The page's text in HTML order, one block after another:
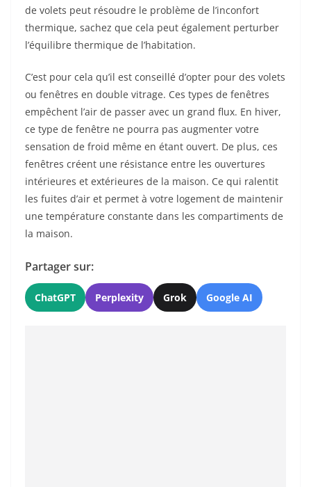
de volets peut résoudre le problème de l’inconfort
thermique, sachez que cela peut également perturber
l’équilibre thermique de l’habitation.
C’est pour cela qu’il est conseillé d’opter pour des volets
ou fenêtres en double vitrage. Ces types de fenêtres
empêchent l’air de passer avec un grand flux. En hiver,
ce type de fenêtre ne pourra pas augmenter votre
sensation de froid même en étant ouvert. De plus, ces
fenêtres créent une résistance entre les ouvertures
intérieures et extérieures de la maison. Ce qui ralentit
les fuites d’air et permet à votre logement de maintenir
une température constante dans les compartiments de
la maison.
Partager sur:
ChatGPT Perplexity Grok Google AI